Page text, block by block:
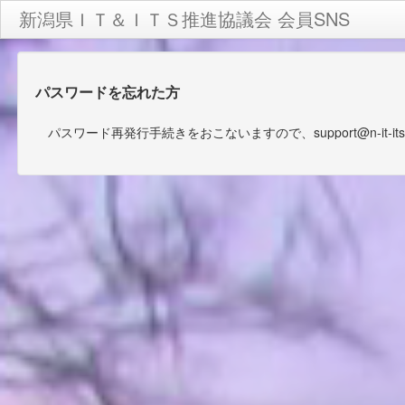
新潟県ＩＴ＆ＩＴＳ推進協議会 会員SNS
パスワードを忘れた方
パスワード再発行手続きをおこないますので、support@n-it-